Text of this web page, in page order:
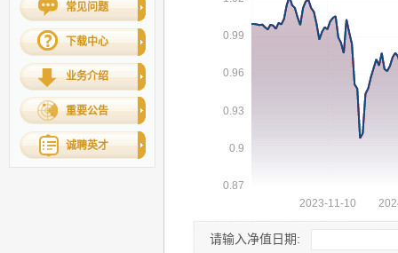
常见问题
下载中心
业务介绍
重要公告
诚聘英才
请输入净值日期: